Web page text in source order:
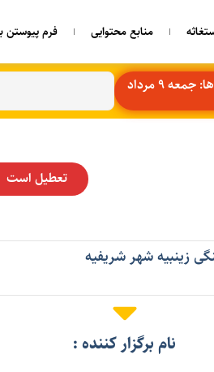
منابع محتوایی فرم پیوستن
9 مرداد
تعطیل است
زینبیه شهر شریفیه
نام برگزار کننده :